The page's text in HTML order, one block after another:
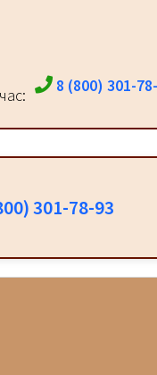
8 (800) 301-
301-78-93